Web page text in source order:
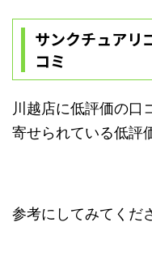
サンクチュアリ
コミ
川越店に低評価の口
寄せられている低評
参考にしてみてくだ